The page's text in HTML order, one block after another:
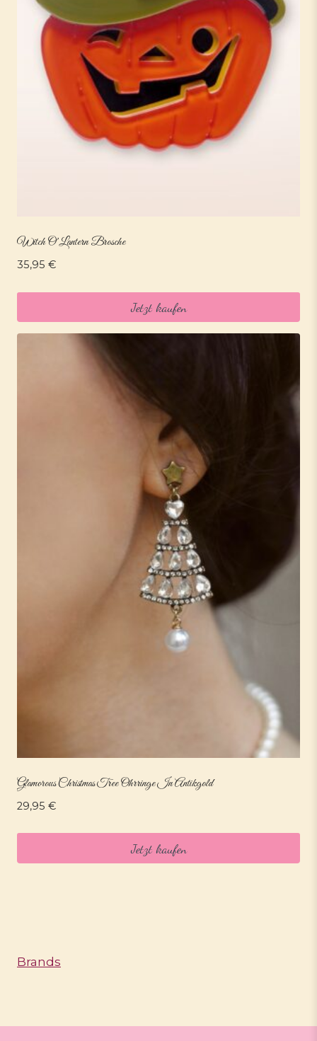
Witch O’Lantern Brosche
35,95 €
Jetzt kaufen
Glamorous Christmas Tree Ohrringe In Antikgold
29,95 €
Jetzt kaufen
Brands